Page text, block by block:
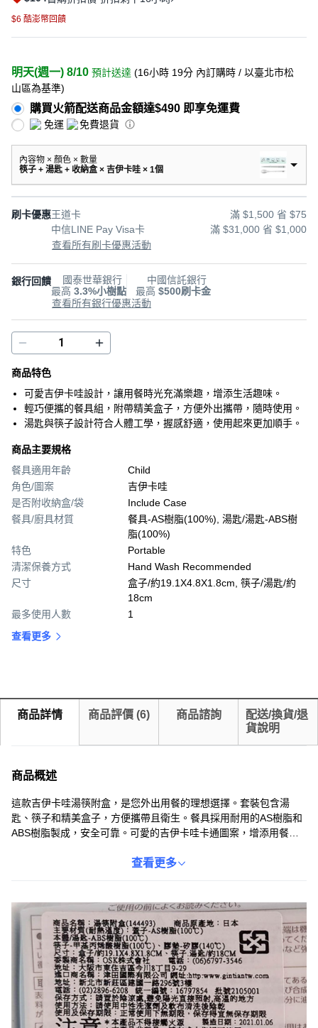
$6 酷澎幣回饋
明天(週一) 8/10 預計送達 (16小時 19分 內訂購時 / 以臺北市松
山區為基準)
購買火箭配送商品金額達$490 即享免運費
免運 免費退貨
內容物 × 顏色 × 數量
筷子 + 湯匙 + 收納盒 × 吉伊卡哇 × 1個
刷卡優惠王道卡
滿 $1,500 省 $75
中信LINE Pay Visa卡
滿 $31,000 省 $1,000
查看所有刷卡優惠活動
銀行回饋
國泰世華銀行
最高 3.3%小樹點
中國信託銀行
最高 $500刷卡金
查看所有銀行優惠活動
商品特色
可愛吉伊卡哇設計，讓用餐時光充滿樂趣，增添生活趣味。
輕巧便攜的餐具組，附帶精美盒子，方便外出攜帶，隨時使用。
湯匙與筷子設計符合人體工學，握感舒適，使用起來更加順手。
商品主要規格
餐具適用年齡
Child
角色/圖案
吉伊卡哇
是否附收納盒/袋
Include Case
餐具/廚具材質
餐具-AS樹脂(100%), 湯匙/湯匙-ABS樹
脂(100%)
特色
Portable
清潔保養方式
Hand Wash Recommended
尺寸
盒子/約19.1X4.8X1.8cm, 筷子/湯匙/約
18cm
最多使用人數
1
查看更多
商品詳情 商品評價 (6) 商品諮詢
配送/換貨/退
貨說明
商品概述
這款吉伊卡哇湯筷附盒，是您外出用餐的理想選擇。套裝包含湯
匙、筷子和精美盒子，方便攜帶且衛生。餐具採用耐用的AS樹脂和
ABS樹脂製成，安全可靠。可愛的吉伊卡哇卡通圖案，增添用餐樂
筷子和湯匙長約18cm，輕巧便攜。藍色的外殼設計，時尚美觀，讓
查看更多